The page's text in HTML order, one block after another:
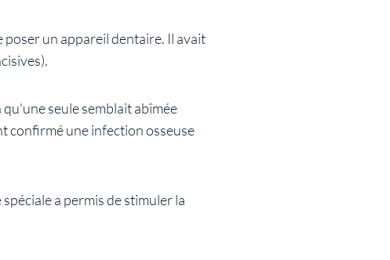
poser un appareil dentaire. Il avait
seule semblait abîmée
confirmé une infection osseuse
a permis de stimuler la